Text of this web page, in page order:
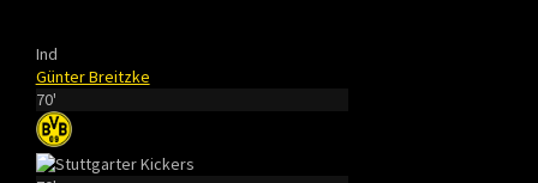
Ind
Günter Breitzke
70'